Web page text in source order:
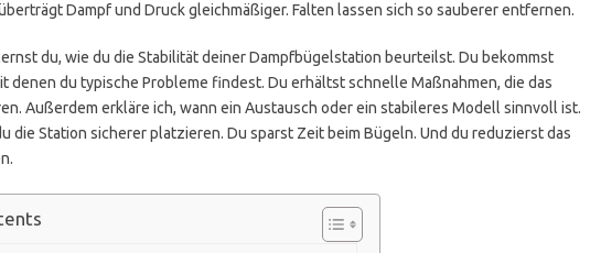
Dampf und Druck gleichmäßiger. Falten lassen sich so sauberer entfernen.
du, wie du die Stabilität deiner Dampfbügelstation beurteilst. Du bekommst
denen du typische Probleme findest. Du erhältst schnelle Maßnahmen, die das
Außerdem erkläre ich, wann ein Austausch oder ein stabileres Modell sinnvoll ist.
die Station sicherer platzieren. Du sparst Zeit beim Bügeln. Und du reduzierst das